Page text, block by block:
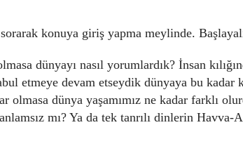
konuya giriş yapma meylinde.
dünyayı nasıl yorumlardık? İnsan
etmeye devam etseydik dünyaya bu
olmasa dünya yaşamımız ne kadar farklı
mı? Ya da tek tanrılı dinlerin Havva-